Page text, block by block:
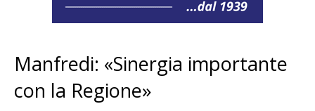
Manfredi: «Sinergia importante
con la Regione»